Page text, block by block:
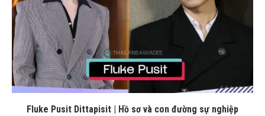
Fluke Pusit Dittapisit | Hồ sơ và con đường sự nghiệp